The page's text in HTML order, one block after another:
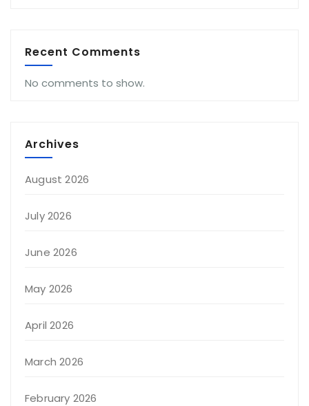
Recent Comments
No comments to show.
Archives
August 2026
July 2026
June 2026
May 2026
April 2026
March 2026
February 2026